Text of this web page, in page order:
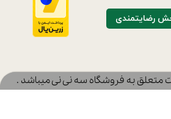
رضایتمندی
متعلق به فروشگاه سه نی نی میباشد .